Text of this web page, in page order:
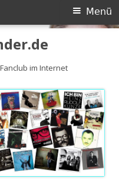
Fanclub im Internet
Menü